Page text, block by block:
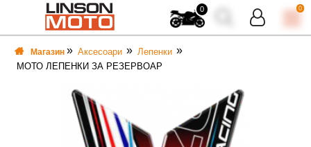
0 0
Магазин Аксесоари
Лепенки
МОТО ЛЕПЕНКИ ЗА РЕЗЕРВОАР